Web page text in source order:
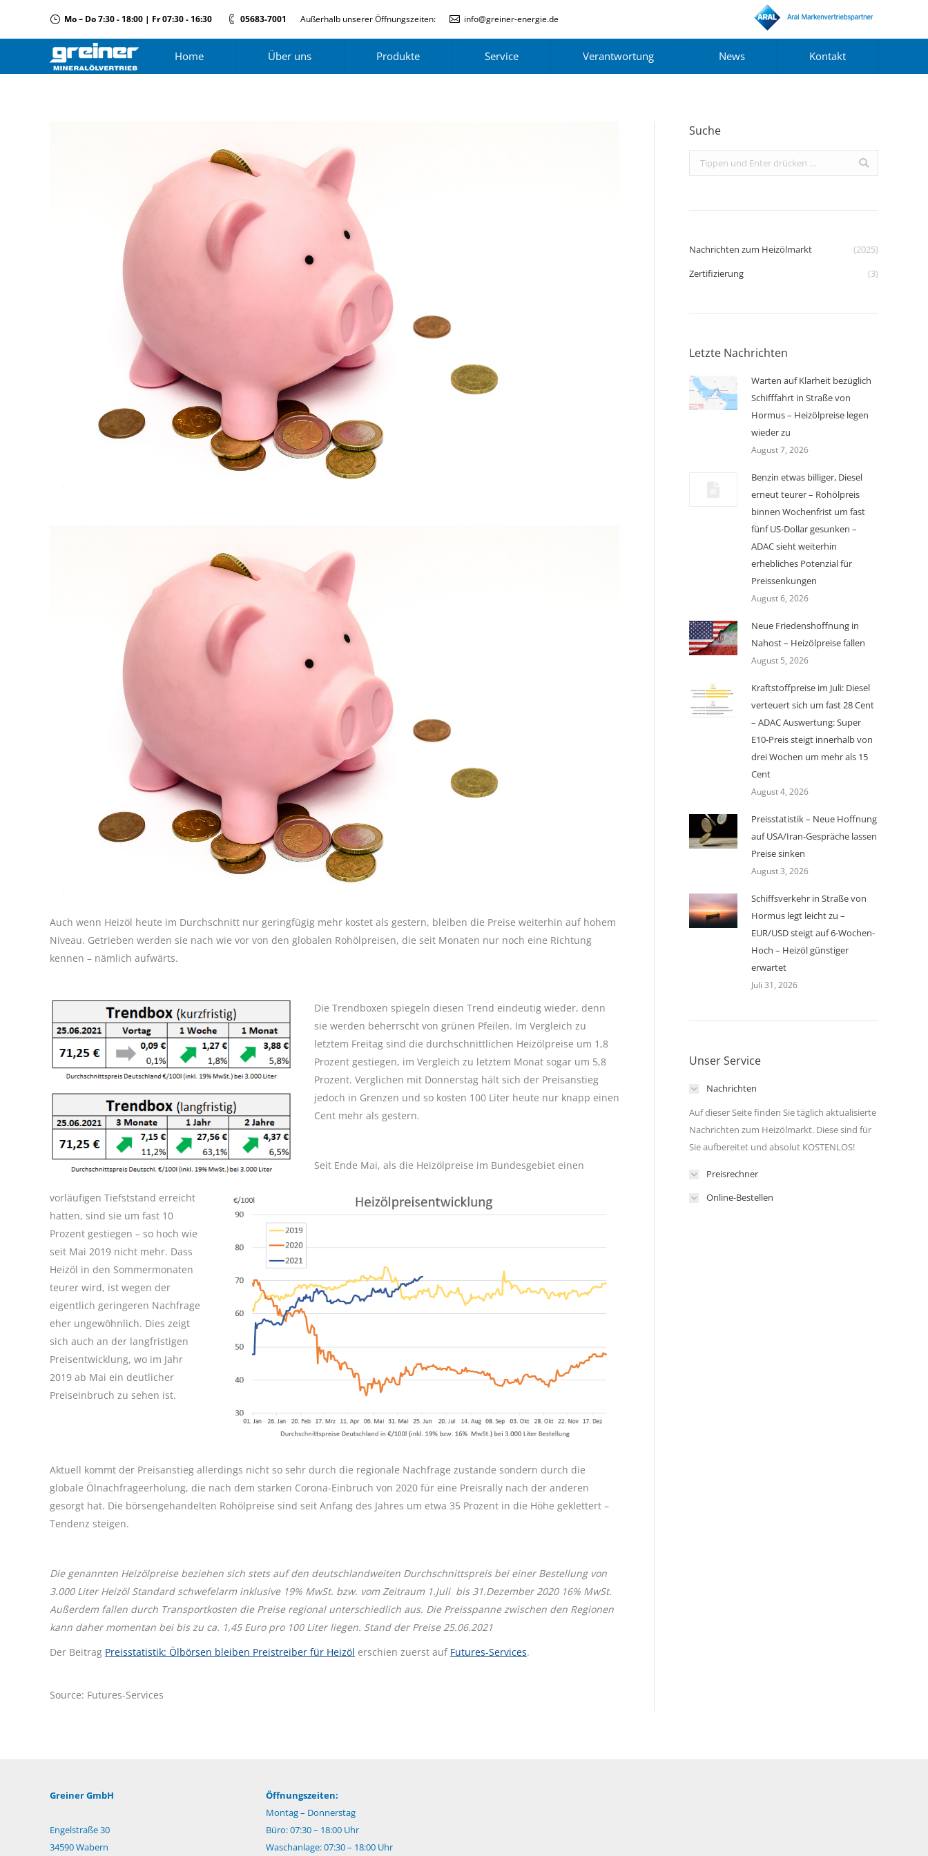
Mo – Do 7:30 - 18:00 | Fr 07:30 - 16:30 05683-7001 Außerhalb unserer Öffnungszeiten: info@greiner-energie.de
Home Über uns Produkte Service Verantwortung News Kontakt
Auch wenn Heizöl heute im Durchschnitt nur geringfügig mehr kostet als gestern, bleiben die Preise weiterhin auf hohem
Niveau. Getrieben werden sie nach wie vor von den globalen Rohölpreisen, die seit Monaten nur noch eine Richtung
kennen – nämlich aufwärts.
Die Trendboxen spiegeln diesen Trend eindeutig wieder, denn
sie werden beherrscht von grünen Pfeilen. Im Vergleich zu
letztem Freitag sind die durchschnittlichen Heizölpreise um 1,8
Prozent gestiegen, im Vergleich zu letztem Monat sogar um 5,8
Prozent. Verglichen mit Donnerstag hält sich der Preisanstieg
jedoch in Grenzen und so kosten 100 Liter heute nur knapp einen
Cent mehr als gestern.
Seit Ende Mai, als die Heizölpreise im Bundesgebiet einen
vorläufigen Tiefststand erreicht
hatten, sind sie um fast 10
Prozent gestiegen – so hoch wie
seit Mai 2019 nicht mehr. Dass
Heizöl in den Sommermonaten
teurer wird, ist wegen der
eigentlich geringeren Nachfrage
eher ungewöhnlich. Dies zeigt
sich auch an der langfristigen
Preisentwicklung, wo im Jahr
2019 ab Mai ein deutlicher
Preiseinbruch zu sehen ist.
Aktuell kommt der Preisanstieg allerdings nicht so sehr durch die regionale Nachfrage zustande sondern durch die
globale Ölnachfrageerholung, die nach dem starken Corona-Einbruch von 2020 für eine Preisrally nach der anderen
gesorgt hat. Die börsengehandelten Rohölpreise sind seit Anfang des Jahres um etwa 35 Prozent in die Höhe geklettert –
Tendenz steigen.
Die genannten Heizölpreise beziehen sich stets auf den deutschlandweiten Durchschnittspreis bei einer Bestellung von
3.000 Liter Heizöl Standard schwefelarm inklusive 19% MwSt. bzw. vom Zeitraum 1.Juli bis 31.Dezember 2020 16% MwSt.
Außerdem fallen durch Transportkosten die Preise regional unterschiedlich aus. Die Preisspanne zwischen den Regionen
kann daher momentan bei bis zu ca. 1,45 Euro pro 100 Liter liegen. Stand der Preise 25.06.2021
Der Beitrag Preisstatistik: Ölbörsen bleiben Preistreiber für Heizöl erschien zuerst auf Futures-Services.
Source: Futures-Services
Suche
Search:
Nachrichten zum Heizölmarkt
(2025)
Zertifizierung
(3)
Letzte Nachrichten
Warten auf Klarheit bezüglich
Schifffahrt in Straße von
Hormus – Heizölpreise legen
wieder zu
August 7, 2026
Benzin etwas billiger, Diesel
erneut teurer – Rohölpreis
binnen Wochenfrist um fast
fünf US-Dollar gesunken –
ADAC sieht weiterhin
erhebliches Potenzial für
Preissenkungen
August 6, 2026
Neue Friedenshoffnung in
Nahost – Heizölpreise fallen
August 5, 2026
Kraftstoffpreise im Juli: Diesel
verteuert sich um fast 28 Cent
– ADAC Auswertung: Super
E10-Preis steigt innerhalb von
drei Wochen um mehr als 15
Cent
August 4, 2026
Preisstatistik – Neue Hoffnung
auf USA/Iran-Gespräche lassen
Preise sinken
August 3, 2026
Schiffsverkehr in Straße von
Hormus legt leicht zu –
EUR/USD steigt auf 6-Wochen-
Hoch – Heizöl günstiger
erwartet
Juli 31, 2026
Unser Service
Nachrichten
Auf dieser Seite finden Sie täglich aktualisierte
Nachrichten zum Heizölmarkt. Diese sind für
Sie aufbereitet und absolut KOSTENLOS!
Preisrechner
Online-Bestellen
Greiner GmbH
Engelstraße 30
34590 Wabern
Öffnungszeiten:
Montag – Donnerstag
Büro: 07:30 – 18:00 Uhr
Waschanlage: 07:30 – 18:00 Uhr